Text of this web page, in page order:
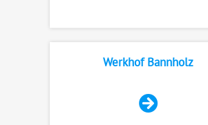
Werkhof Bannholz